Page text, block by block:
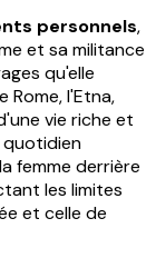
personnels,
et sa militance
qu'elle
l'Etna,
vie riche et
quotidien
femme derrière
les limites
et celle de